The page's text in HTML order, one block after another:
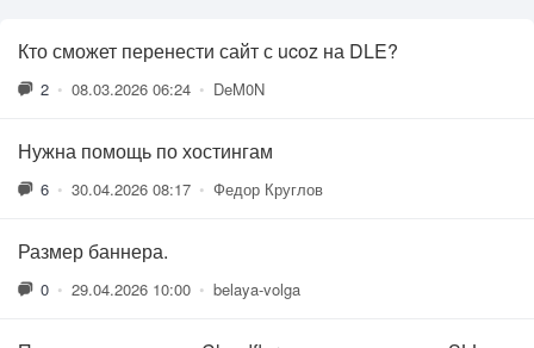
Кто сможет перенести сайт с ucoz на DLE?
2 • 08.03.2026 06:24 • DeM0N
Нужна помощь по хостингам
6 • 30.04.2026 08:17 • Федор Круглов
Размер баннера.
0 • 29.04.2026 10:00 • belaya-volga